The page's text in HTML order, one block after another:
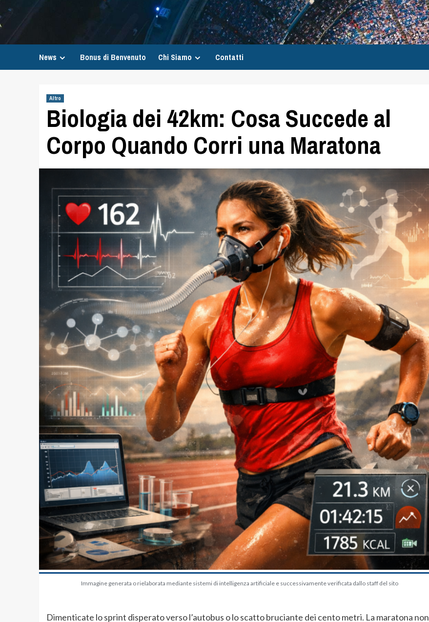
News Bonus di Benvenuto Chi Siamo Contatti
Altro
Biologia dei 42km: Cosa Succede al
Corpo Quando Corri una Maratona
Immagine generata o rielaborata mediante sistemi di intelligenza artificiale e successivamente verificata dallo staff del sito
Dimenticate lo sprint disperato verso l’autobus o lo scatto bruciante dei cento metri. La maratona non